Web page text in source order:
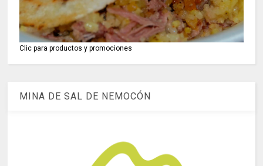
Clic para productos y promociones
MINA DE SAL DE NEMOCÓN